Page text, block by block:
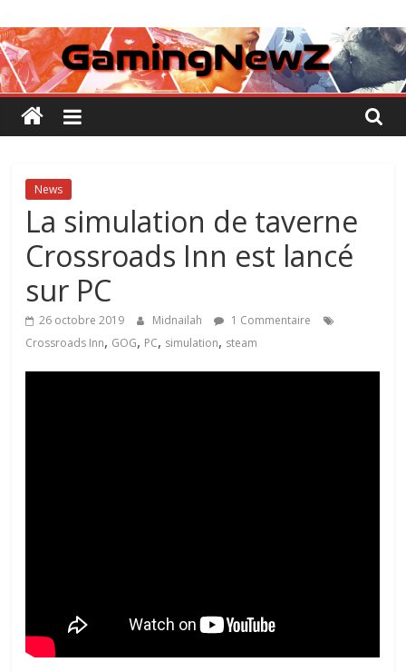
au
contenu
GamingNewZ
Tests
et
Actu
des
vidéo
News
La simulation de taverne
Crossroads Inn est lancé
sur PC
26 octobre 2019 Midnailah
1 Commentaire
Crossroads Inn, GOG, PC, simulation, steam